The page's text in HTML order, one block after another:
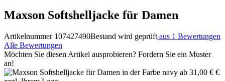
Maxson Softshelljacke für Damen
Artikelnummer 107427490Bestand wird geprüft aus 1 Bewertungen
Alle Bewertungen
Möchten Sie diesen Artikel ausprobieren? Fordern Sie ein Muster
an!